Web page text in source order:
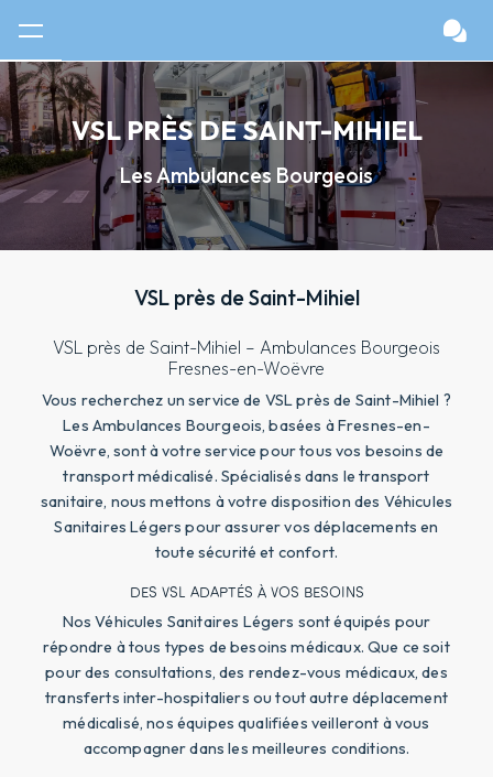
VSL PRÈS DE SAINT-MIHIEL
Les Ambulances Bourgeois
VSL près de Saint-Mihiel
VSL près de Saint-Mihiel – Ambulances Bourgeois
Fresnes-en-Woëvre
Vous recherchez un service de VSL près de Saint-Mihiel ?
Les Ambulances Bourgeois, basées à Fresnes-en-
Woëvre, sont à votre service pour tous vos besoins de
transport médicalisé. Spécialisés dans le transport
sanitaire, nous mettons à votre disposition des Véhicules
Sanitaires Légers pour assurer vos déplacements en
toute sécurité et confort.
DES VSL ADAPTÉS À VOS BESOINS
Nos Véhicules Sanitaires Légers sont équipés pour
répondre à tous types de besoins médicaux. Que ce soit
pour des consultations, des rendez-vous médicaux, des
transferts inter-hospitaliers ou tout autre déplacement
médicalisé, nos équipes qualifiées veilleront à vous
accompagner dans les meilleures conditions.